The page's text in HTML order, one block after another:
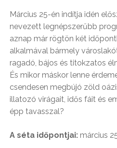
Március 25-én indítja idén
nevezett legnépszerűbb
aznap már rögtön két
alkalmával bármely
ragadó, bájos és titokzatos
És mikor máskor lenne
csendesen megbújó zöld
illatozó virágait, idős fáit és
épp tavasszal?
A séta időpontjai: március